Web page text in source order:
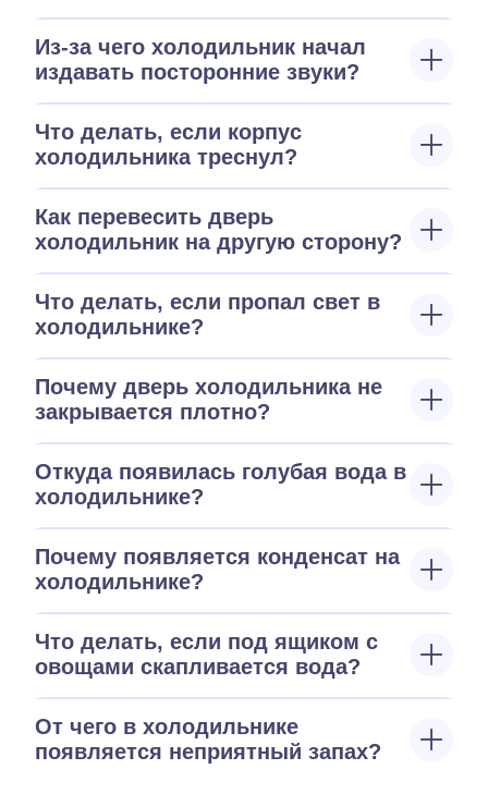
Из-за чего холодильник начал
издавать посторонние звуки?
Что делать, если корпус
холодильника треснул?
Как перевесить дверь
холодильник на другую сторону?
Что делать, если пропал свет в
холодильнике?
Почему дверь холодильника не
закрывается плотно?
Откуда появилась голубая вода в
холодильнике?
Почему появляется конденсат на
холодильнике?
Что делать, если под ящиком с
овощами скапливается вода?
От чего в холодильнике
появляется неприятный запах?